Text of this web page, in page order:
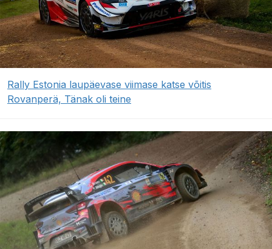
Rally Estonia laupäevase viimase katse võitis
Rovanperä, Tänak oli teine